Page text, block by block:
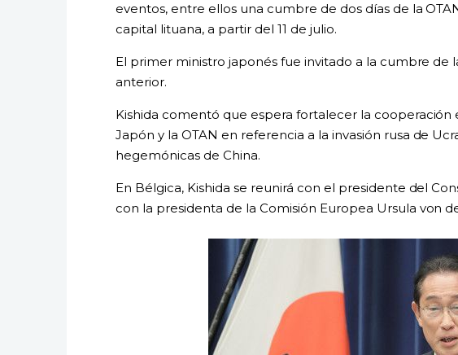
eventos, entre ellos una cumbre de dos días de la
capital lituana, a partir del 11 de julio.
El primer ministro japonés fue invitado a la cumbre de
anterior.
Kishida comentó que espera fortalecer la
Japón y la OTAN en referencia a la invasión rusa de
hegemónicas de China.
En Bélgica, Kishida se reunirá con el presidente del
con la presidenta de la Comisión Europea Ursula von